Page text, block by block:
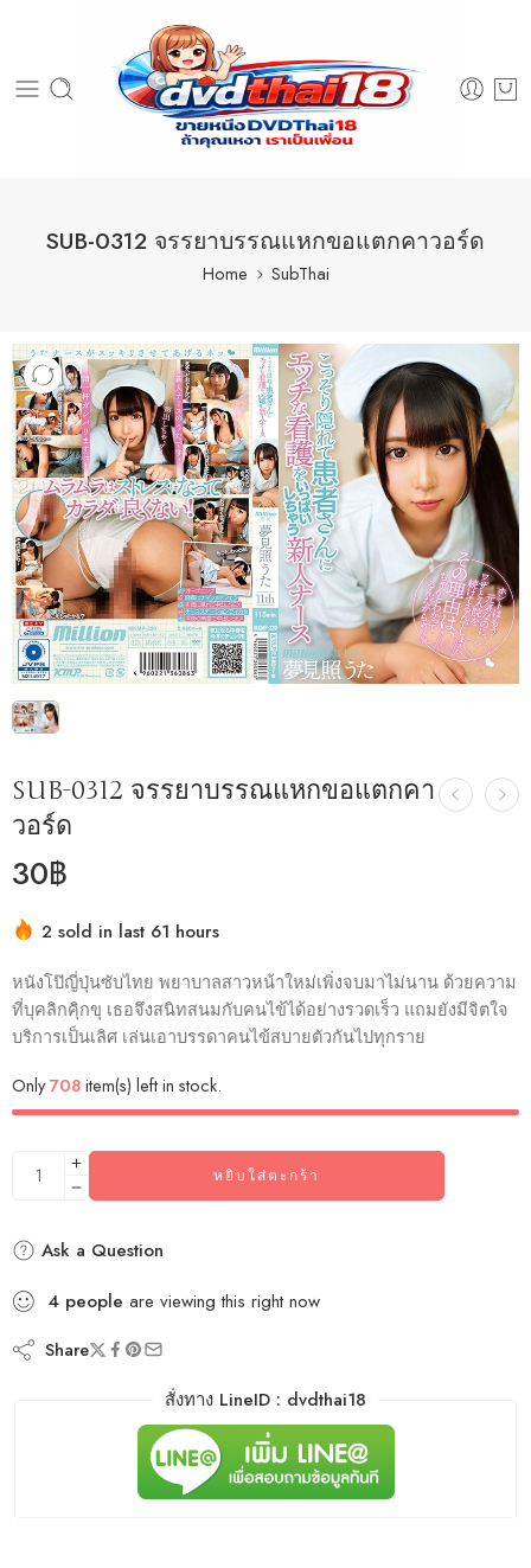
SUB-0312 จรรยาบรรณแหกขอแตกคาวอร์ด
Home SubThai
SUB-0312 จรรยาบรรณแหกขอแตกคา
วอร์ด
30฿
2 sold in last 61 hours
หนังโป๊ญี่ปุ่นซับไทย พยาบาลสาวหน้าใหม่เพิ่งจบมาไม่นาน ด้วยความ
ที่บุคลิกคุิกขุ เธอจึงสนิทสนมกับคนไข้ได้อย่างรวดเร็ว แถมยังมีจิตใจ
บริการเป็นเลิศ เล่นเอาบรรดาคนไข้สบายตัวกันไปทุกราย
Only708item(s) left in stock.
หยิบใส่ตะกร้า
Ask a Question
4 people are viewing this right now
Share
สั่งทาง LineID : dvdthai18